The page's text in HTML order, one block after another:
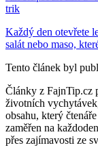
trik
Každý den otevřete
salát nebo maso,
Tento článek byl
Články z FajnTip.cz
životních
obsahu, který
zaměřen na
přes zajímavosti ze